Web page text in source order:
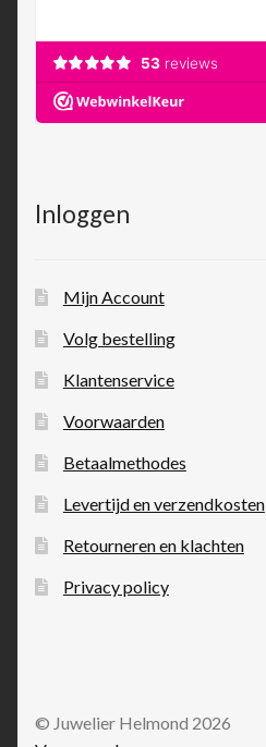
Inloggen
Mijn Account
Volg bestelling
Klantenservice
Voorwaarden
Betaalmethodes
Levertijd en verzendkosten
Retourneren en klachten
Privacy policy
© Juwelier Helmond 2026